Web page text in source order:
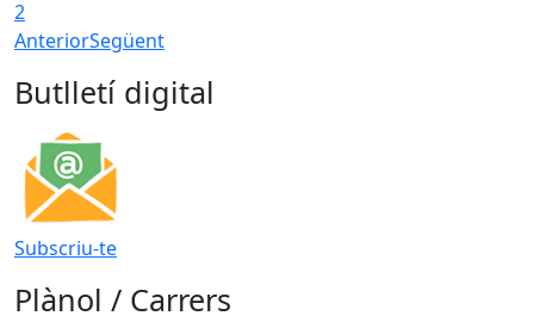
2
AnteriorSegüent
Butlletí digital
Subscriu-te
Plànol / Carrers